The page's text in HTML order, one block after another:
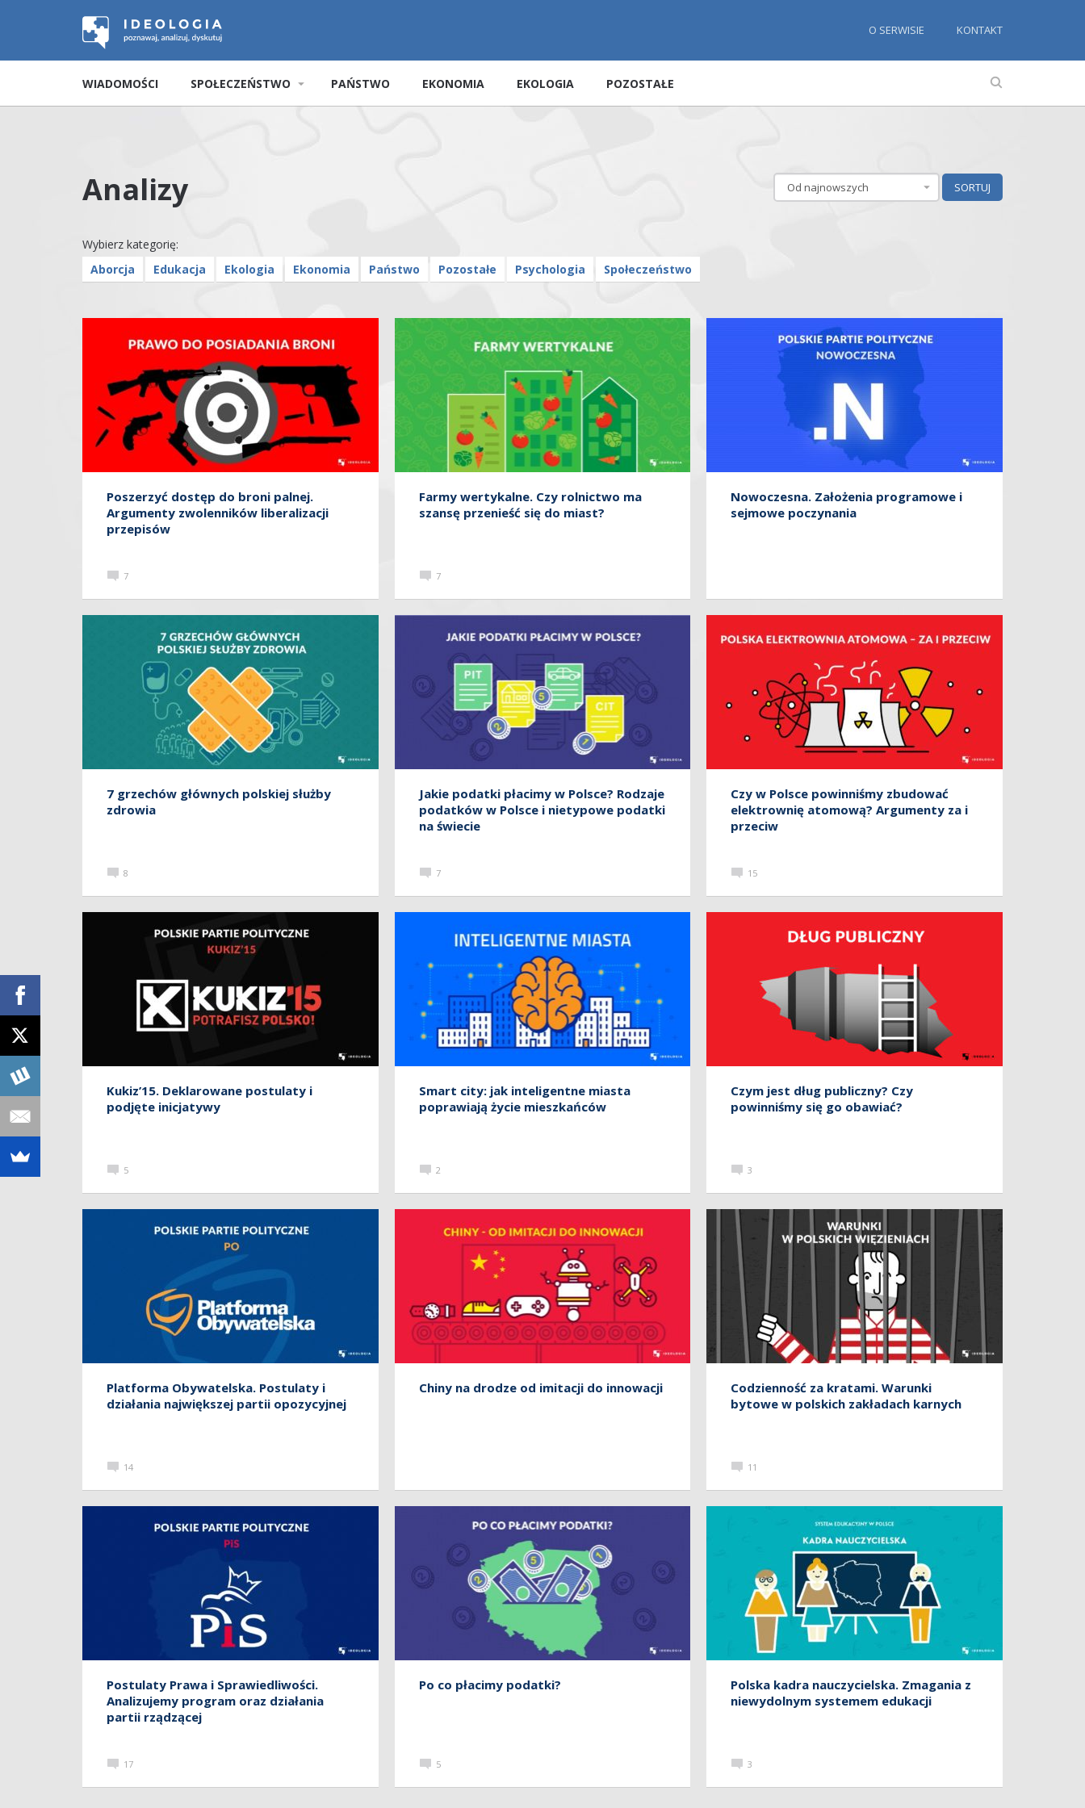
O SERWISIE KONTAKT
WIADOMOŚCI SPOŁECZEŃSTWO PAŃSTWO EKONOMIA EKOLOGIA POZOSTAŁE
Analizy
Wybierz kategorię:
Aborcja
Edukacja Ekologia Ekonomia Państwo Pozostałe Psychologia Społeczeństwo
Poszerzyć dostęp do broni palnej.
Argumenty zwolenników liberalizacji
przepisów
7
Farmy wertykalne. Czy rolnictwo ma
szansę przenieść się do miast?
7
Nowoczesna. Założenia programowe i
sejmowe poczynania
7 grzechów głównych polskiej służby
zdrowia
8
Jakie podatki płacimy w Polsce? Rodzaje
podatków w Polsce i nietypowe podatki
na świecie
7
Czy w Polsce powinniśmy zbudować
elektrownię atomową? Argumenty za i
przeciw
15
Kukiz’15. Deklarowane postulaty i
podjęte inicjatywy
5
Smart city: jak inteligentne miasta
poprawiają życie mieszkańców
2
Czym jest dług publiczny? Czy
powinniśmy się go obawiać?
3
Platforma Obywatelska. Postulaty i
działania największej partii opozycyjnej
14
Chiny na drodze od imitacji do innowacji
Codzienność za kratami. Warunki
bytowe w polskich zakładach karnych
11
Postulaty Prawa i Sprawiedliwości.
Analizujemy program oraz działania
partii rządzącej
17
Po co płacimy podatki?
5
Polska kadra nauczycielska. Zmagania z
niewydolnym systemem edukacji
3